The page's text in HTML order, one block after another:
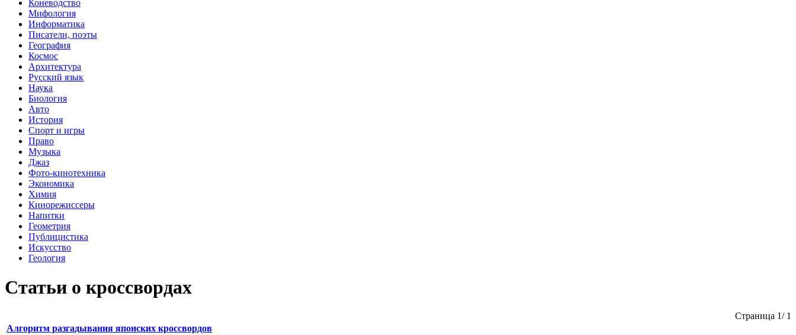
Коневодство
Мифология
Информатика
Писатели, поэты
География
Космос
Архитектура
Русский язык
Наука
Биология
Авто
История
Спорт и игры
Право
Музыка
Джаз
Фото-кинотехника
Экономика
Химия
Кинорежиссеры
Напитки
Геометрия
Публицистика
Искусство
Геология
Статьи о кроссвордах
Страница 1/ 1
Алгоритм разгадывания японских кроссвордов